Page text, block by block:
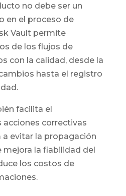
no debe ser un
en el proceso de
Vault permite
de los flujos de
con la calidad, desde la
hasta el registro
facilita el
correctivas
a evitar la propagación
mejora la fiabilidad del
los costos de